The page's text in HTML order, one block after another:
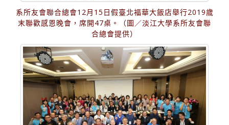
系所友會聯合總會12月15日假臺北福華大飯店舉行2019歲
末聯歡感恩晚會，席開47桌。（圖／淡江大學系所友會聯
合總會提供）